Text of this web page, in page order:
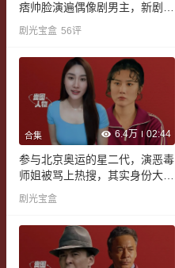
痞帅脸演遍偶像剧男主，新剧打
了场翻身仗
剧光宝盒 56评
合集 6.4万 02:44
参与北京奥运的星二代，演恶毒
师姐被骂上热搜，其实身份大有
来头
剧光宝盒